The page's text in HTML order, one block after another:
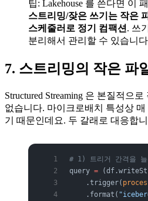
팁: Lakehouse 를 쓴다면 이
스트리밍/잦은 쓰기는 작은
스케줄러로 정기 컴팩션 . 쓰
분리해서 관리할 수 있습니
7. 스트리밍의 작은 파
Structured Streaming 은 본질적으
없습니다. 마이크로배치 특성상 매
기 때문인데요. 두 갈래로 대응합
# 1) 트리거 간격을 늘
query =
    .trigger(
    .format(